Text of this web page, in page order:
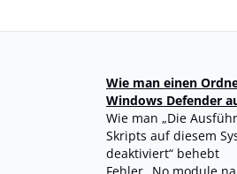
Wie man einen
Windows Defender
Wie man „Die
Skripts auf diesem
deaktiviert“ behebt